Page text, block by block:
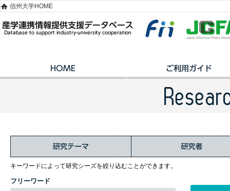
信州大学HOME
キーワードによって研究シーズを絞り込むことができます。
フリーワード